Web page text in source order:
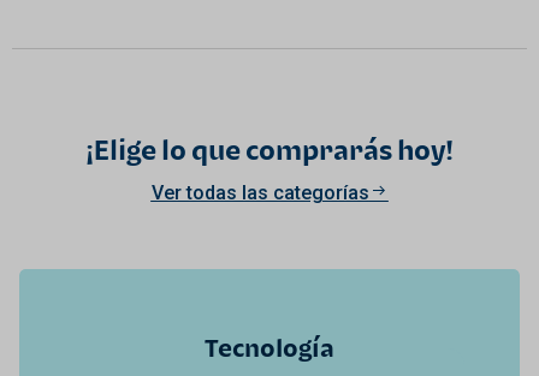
¡Elige lo que comprarás hoy!
Ver todas las categorías
Tecnología